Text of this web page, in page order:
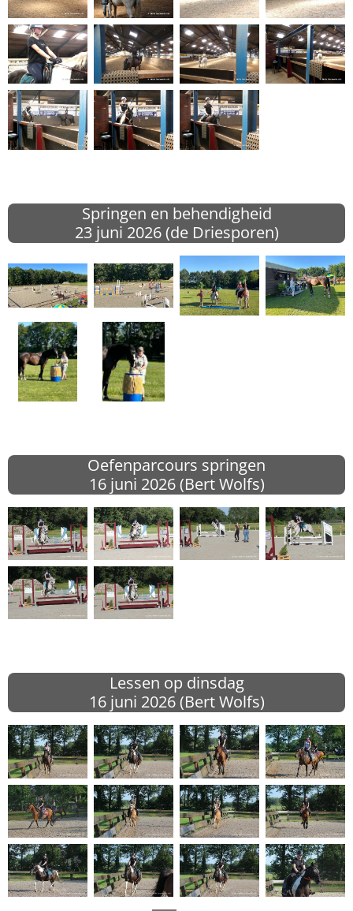
Springen en behendigheid
23 juni 2026 (de Driesporen)
Oefenparcours springen
16 juni 2026 (Bert Wolfs)
Lessen op dinsdag
16 juni 2026 (Bert Wolfs)